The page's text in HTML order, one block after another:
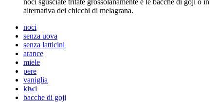
alternativa dei chicchi di melagrana.
noci
senza uova
senza latticini
arance
miele
pere
vaniglia
kiwi
bacche di goji